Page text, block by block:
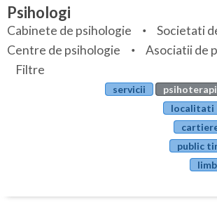
Bihor
Bistrita-Nasaud
Botosani
Specialitati
Servicii
Articole
Psihologi
Cabinete de psihologie
Societati
Centre de psihologie
Asociatii de
Filtre
servicii
localitati
public